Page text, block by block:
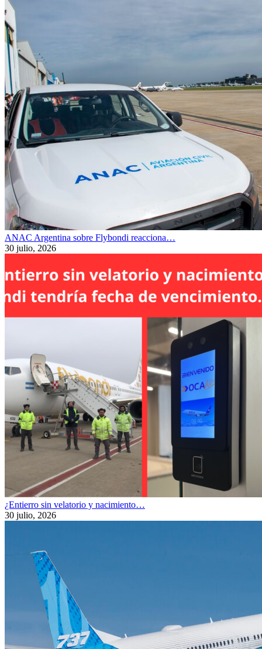
ANAC Argentina sobre Flybondi reacciona…
30 julio, 2026
¿Entierro sin velatorio y nacimiento…
30 julio, 2026